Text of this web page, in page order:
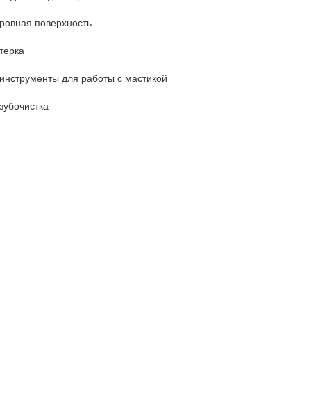
ровная поверхность
терка
инструменты для работы с мастикой
зубочистка